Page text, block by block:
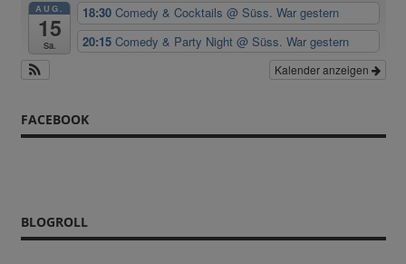
AUG.
15
Sa.
18:30Comedy & Cocktails@ Süss. War gestern
20:15Comedy & Party Night@ Süss. War gestern
Kalender anzeigen
FACEBOOK
BLOGROLL